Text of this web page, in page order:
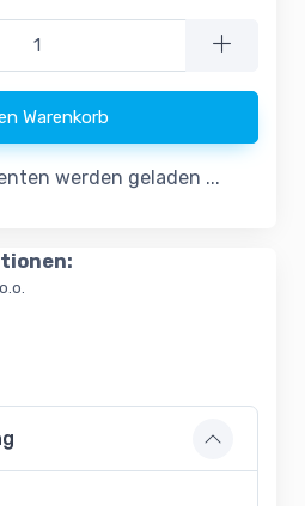
Warenkorb
werden geladen ...